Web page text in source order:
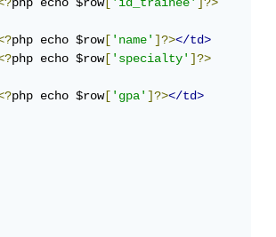
<?php echo $row ['id_trainee'
]?>
<?php echo $row['name']?></td>
<?php echo $row['specialty']?>
<?php echo $row['gpa']?></td>